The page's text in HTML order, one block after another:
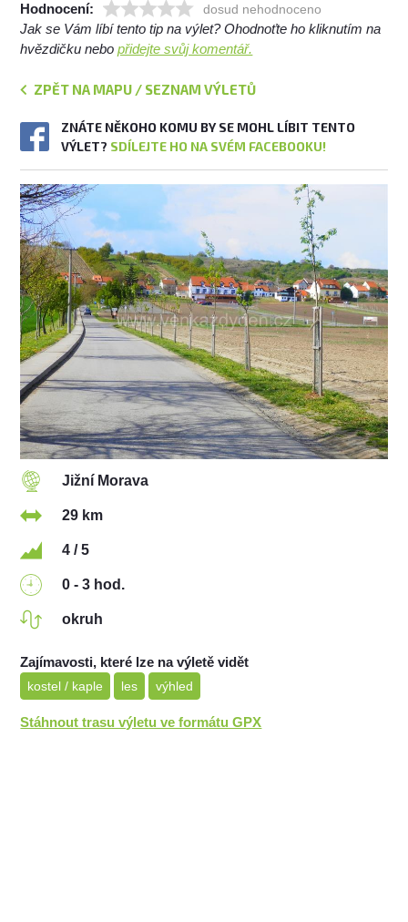
Hodnocení: dosud nehodnoceno
Jak se Vám líbí tento tip na výlet? Ohodnoťte ho kliknutím na
hvězdičku nebopřidejte svůj komentář.
ZPĚT NA MAPU / SEZNAM VÝLETŮ
ZNÁTE NĚKOHO KOMU BY SE MOHL LÍBIT TENTO
VÝLET? SDÍLEJTE HO NA SVÉM FACEBOOKU!
Jižní Morava
29 km
4 / 5
0 - 3 hod.
okruh
Zajímavosti, které lze na výletě vidět
kostel / kaple les výhled
Stáhnout trasu výletu ve formátu GPX